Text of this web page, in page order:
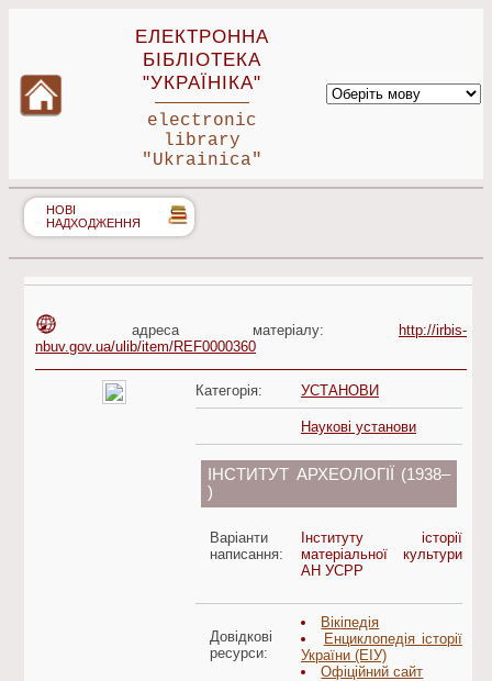
ЕЛЕКТРОННА
БІБЛІОТЕКА
"УКРАЇНІКА"
electronic
library
"Ukrainica"
НОВІ
НАДХОДЖЕННЯ
адреса матеріалу: http://irbis-
nbuv.gov.ua/ulib/item/REF0000360
Категорія: УСТАНОВИ
Наукові установи
ІНСТИТУТ АРХЕОЛОГІЇ (1938–
)
Варіанти
написання:
Інституту історії
матеріальної культури
АН УСРР
Довідкові
ресурси:
Вікіпедія
Енциклопедія історії
України (ЕІУ)
Офіційний сайт